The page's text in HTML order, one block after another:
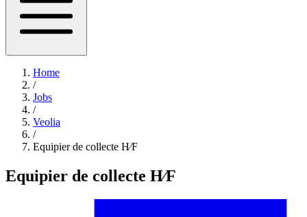
Home
/
Jobs
/
Veolia
/
Equipier de collecte H∕F
Equipier de collecte H∕F